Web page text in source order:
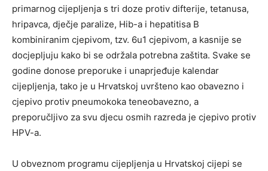
primarnog cijepljenja s tri doze protiv difterije, tetanusa,
hripavca, dječje paralize, Hib-a i hepatitisa B
kombiniranim cjepivom, tzv. 6u1 cjepivom, a kasnije se
docjepljuju kako bi se održala potrebna zaštita. Svake se
godine donose preporuke i unaprjeđuje kalendar
cijepljenja, tako je u Hrvatskoj uvršteno kao obavezno i
cjepivo protiv pneumokoka teneobavezno, a
preporučljivo za svu djecu osmih razreda je cjepivo protiv
HPV-a.
U obveznom programu cijepljenja u Hrvatskoj cijepi se